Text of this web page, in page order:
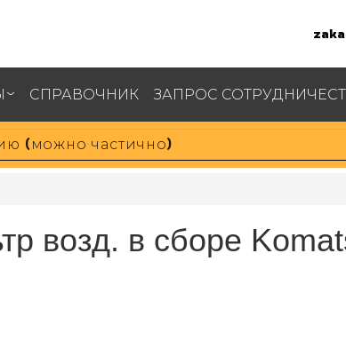
СПРАВОЧНИК ЗАПРОС
возд. в сборе